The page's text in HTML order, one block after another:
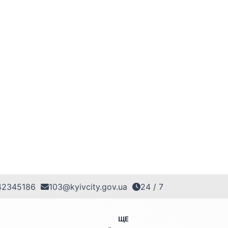
103@kyivcity.gov.ua 24 / 7
ЩЕ